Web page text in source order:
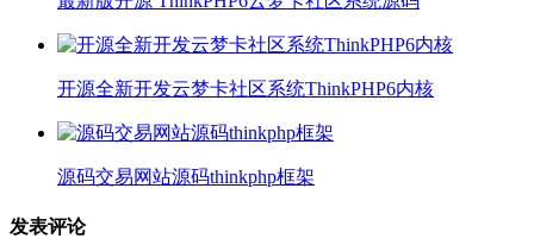
开源全新开发云梦卡社区系统ThinkPHP6内核
源码交易网站源码thinkphp框架
发表评论